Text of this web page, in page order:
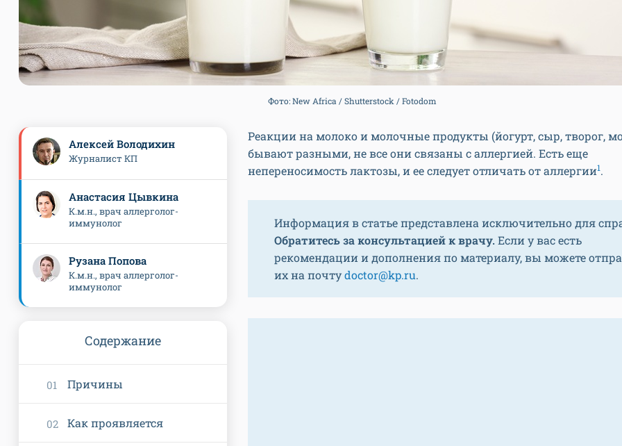
Фото: New Africa / Shutterstock / Fotodom
Реакции на молоко и молочные продукты (йогурт, сыр, творог,
бывают разными, не все они связаны с аллергией. Есть еще
непереносимость лактозы, и ее следует отличать от аллергии1.
Информация в статье представлена исключительно для
Обратитесь за консультацией к врачу.Если у вас есть
рекомендации и дополнения по материалу, вы можете
их на почтуdoctor@kp.ru.
Алексей Володихин
Журналист КП
Анастасия Цывкина
К.м.н., врач аллерголог-
иммунолог
Рузана Попова
К.м.н., врач аллерголог-
иммунолог
Содержание
Причины
Как проявляется